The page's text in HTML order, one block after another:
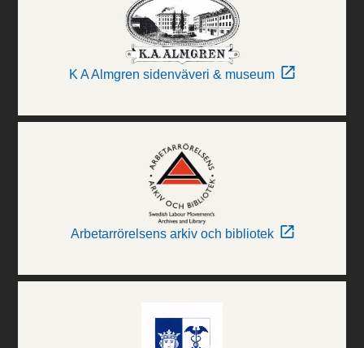
K A Almgren sidenväveri & museum
Arbetarrörelsens arkiv och bibliotek